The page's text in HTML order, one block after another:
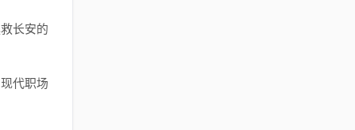
长安的
代职场